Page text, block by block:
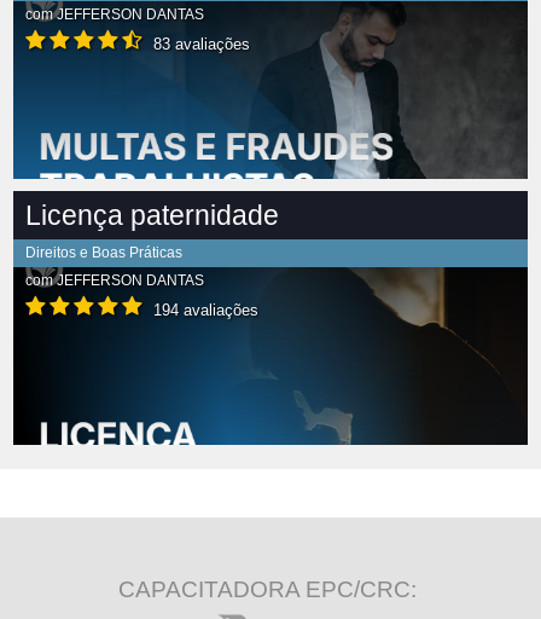
comJEFFERSON DANTAS
83 avaliações
Licença paternidade
Direitos e Boas Práticas
comJEFFERSON DANTAS
194 avaliações
CAPACITADORA EPC/CRC: